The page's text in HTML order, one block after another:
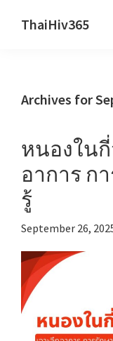
ThaiHiv365
behind.
Archives for
หนองในกี่
อาการ ก
รู้
September 26,